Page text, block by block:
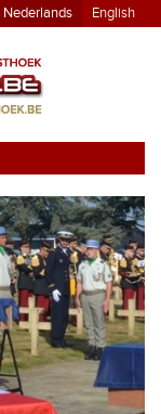
Nederlands English